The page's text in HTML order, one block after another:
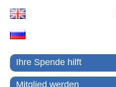
Ihre Spende hilft
Mitglied werden